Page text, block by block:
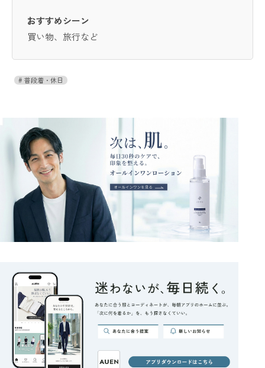
おすすめシーン
買い物、旅行など
普段着・休日